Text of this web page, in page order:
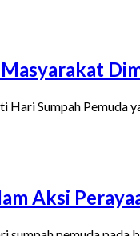
Hari Sumpah Pemuda
Aksi